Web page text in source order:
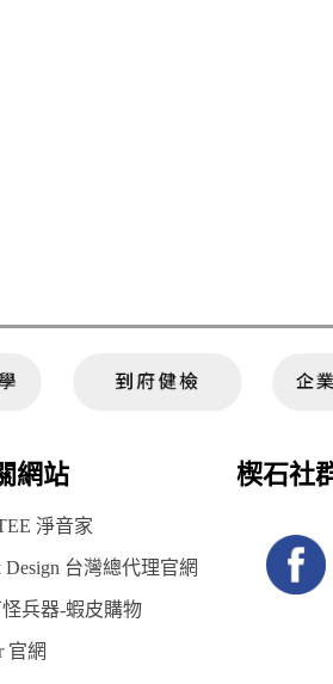
網站 楔石社
淨音家
Design 台灣總代理官網
兵器-蝦皮購物
官網